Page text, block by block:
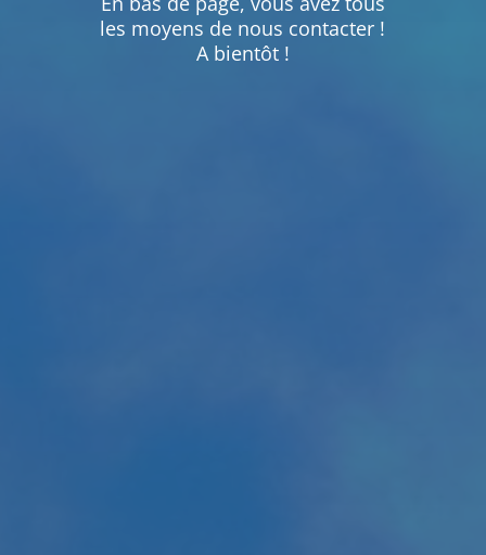
les moyens de nous contacter !
A bientôt !